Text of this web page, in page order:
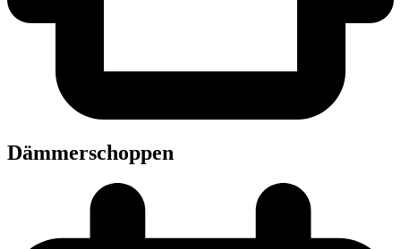
Däm­mer­schop­pen